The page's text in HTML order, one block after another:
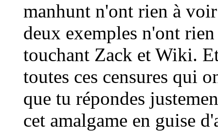
manhunt n'ont rien à
deux exemples n'ont
touchant Zack et Wiki.
toutes ces censures qui
que tu répondes
cet amalgame en guise